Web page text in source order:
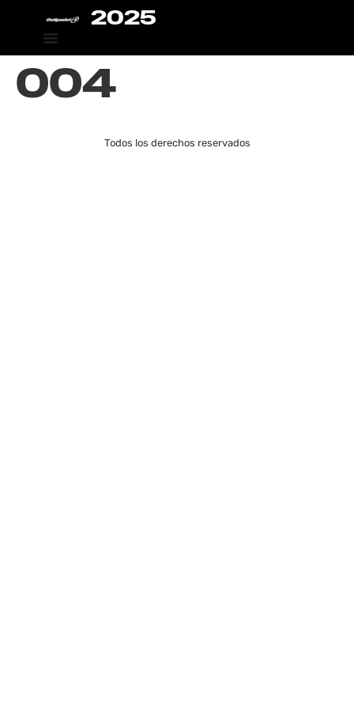
2025
004
Todos los derechos reservados